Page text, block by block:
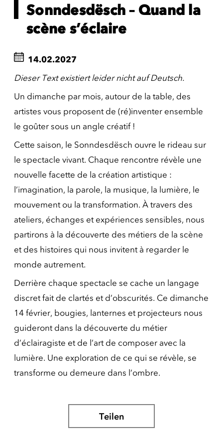
Sonndesdësch – Quand la
scène s’éclaire
14.02.2027
Dieser Text existiert leider nicht auf Deutsch.
Un dimanche par mois, autour de la table, des
artistes vous proposent de (ré)inventer ensemble
le goûter sous un angle créatif !
Cette saison, le Sonndesdësch ouvre le rideau sur
le spectacle vivant. Chaque rencontre révèle une
nouvelle facette de la création artistique :
l’imagination, la parole, la musique, la lumière, le
mouvement ou la transformation. À travers des
ateliers, échanges et expériences sensibles, nous
partirons à la découverte des métiers de la scène
et des histoires qui nous invitent à regarder le
monde autrement.
Derrière chaque spectacle se cache un langage
discret fait de clartés et d’obscurités. Ce dimanche
14 février, bougies, lanternes et projecteurs nous
guideront dans la découverte du métier
d’éclairagiste et de l’art de composer avec la
lumière. Une exploration de ce qui se révèle, se
transforme ou demeure dans l’ombre.
Teilen